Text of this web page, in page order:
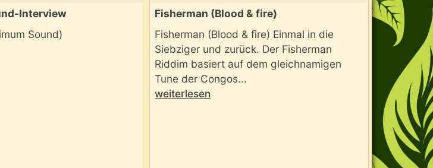
Interview
Sound)
Fisherman (Blood & fire)
Fisherman (Blood & fire) Einmal in die
Siebziger und zurück. Der Fisherman
Riddim basiert auf dem gleichnamigen
Tune der Congos...
weiterlesen